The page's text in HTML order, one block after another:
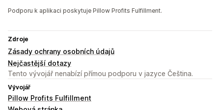
Podporu k aplikaci poskytuje Pillow Profits Fulfillment.
Zdroje
Zásady ochrany osobních údajů
Nejčastější dotazy
Tento vývojář nenabízí přímou podporu v jazyce Čeština.
Vývojář
Pillow Profits Fulfillment